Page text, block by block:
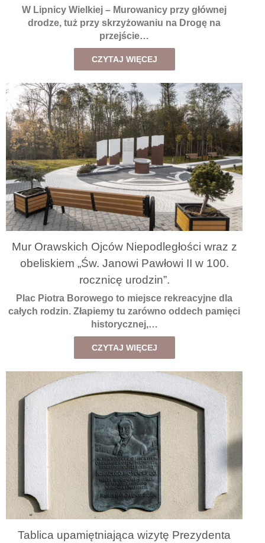
W Lipnicy Wielkiej – Murowanicy przy głównej
drodze, tuż przy skrzyżowaniu na Drogę na
przejście…
CZYTAJ WIĘCEJ
Mur Orawskich Ojców Niepodległości wraz z
obeliskiem „Św. Janowi Pawłowi II w 100.
rocznicę urodzin”.
Plac Piotra Borowego to miejsce rekreacyjne dla
całych rodzin. Złapiemy tu zarówno oddech pamięci
historycznej,…
CZYTAJ WIĘCEJ
Tablica upamiętniająca wizytę Prezydenta